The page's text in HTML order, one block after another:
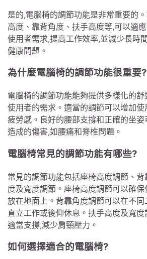
是的,電腦椅的調節功能是非常重要的
高度、靠背角度、扶手高度等,可以適
使用者需求,提高工作效率,並減少長時
健康問題。
為什麼電腦椅的調節功能很重要?
電腦椅的調節功能能夠提供多樣化的舒
使用者的需求。適當的調節可以增加
疲勞感。良好的腰部支撐和正確的坐
造成的傷害,如腰痛和脊椎問題。
電腦椅常見的調節功能有哪些?
常見的調節功能包括座椅高度調節、
度及寬度調節。座椅高度調節可以確
放在地面上。背靠角度調節可以在不
直立工作或後仰休息。扶手高度及寬
適當支撐,減少肩頸壓力。
如何選擇適合的電腦椅?